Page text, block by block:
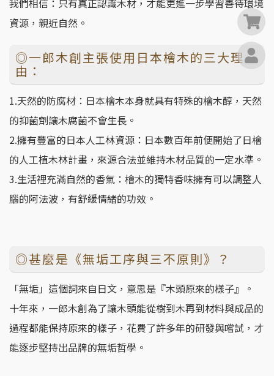
資源，親近自然。
◎一郎木創主張使用日本檜木的三大理
由：
1.天然的防腐材：日本檜木本身就具有特殊的檜木醇，天然
的抑菌劑讓木腐菌不會生長。
2.擁有豐富的日本人工林資源：日本數百年前便開始了日檜
的人工植木林計畫，來源合法並維持木材品質的一定水準。
3.生活裡充滿自然的香氣：檜木的獨特香味擁有可以調整人
腦的阿法波，有舒緩情緒的功效。
◎甚麼是《無垢工序與三不原則》？
「無垢」這個詞來自日文，意思是『木頭原來的樣子』。
十年來，一郎木創為了讓木頭能從樹到木再到材料與成品的
過程都能保持原來的樣子，花費了許多年的研發與嚐試，才
能逐步堅持出品牌的無垢哲學。
0